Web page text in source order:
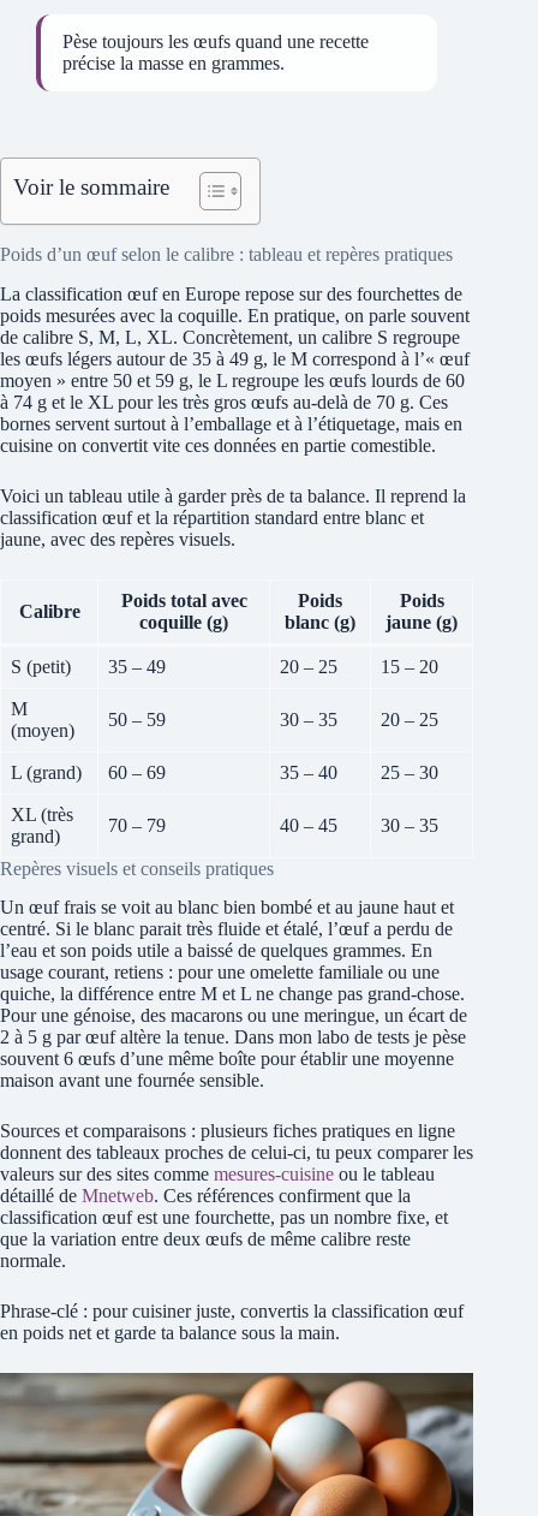
Pèse toujours les œufs quand une recette
précise la masse en grammes.
Voir le sommaire
Poids d’un œuf selon le calibre : tableau et repères pratiques
La classification œuf en Europe repose sur des fourchettes de
poids mesurées avec la coquille. En pratique, on parle souvent
de calibre S, M, L, XL. Concrètement, un calibre S regroupe
les œufs légers autour de 35 à 49 g, le M correspond à l’« œuf
moyen » entre 50 et 59 g, le L regroupe les œufs lourds de 60
à 74 g et le XL pour les très gros œufs au-delà de 70 g. Ces
bornes servent surtout à l’emballage et à l’étiquetage, mais en
cuisine on convertit vite ces données en partie comestible.
Voici un tableau utile à garder près de ta balance. Il reprend la
classification œuf et la répartition standard entre blanc et
jaune, avec des repères visuels.
Calibre
Poids total avec
coquille (g)
Poids
blanc (g)
Poids
jaune (g)
S (petit) 35 – 49 20 – 25 15 – 20
M
(moyen)
50 – 59 30 – 35 20 – 25
L (grand) 60 – 69 35 – 40 25 – 30
XL (très
grand)
70 – 79 40 – 45 30 – 35
Repères visuels et conseils pratiques
Un œuf frais se voit au blanc bien bombé et au jaune haut et
centré. Si le blanc parait très fluide et étalé, l’œuf a perdu de
l’eau et son poids utile a baissé de quelques grammes. En
usage courant, retiens : pour une omelette familiale ou une
quiche, la différence entre M et L ne change pas grand-chose.
Pour une génoise, des macarons ou une meringue, un écart de
2 à 5 g par œuf altère la tenue. Dans mon labo de tests je pèse
souvent 6 œufs d’une même boîte pour établir une moyenne
maison avant une fournée sensible.
Sources et comparaisons : plusieurs fiches pratiques en ligne
donnent des tableaux proches de celui-ci, tu peux comparer les
valeurs sur des sites comme mesures-cuisine ou le tableau
détaillé de Mnetweb. Ces références confirment que la
classification œuf est une fourchette, pas un nombre fixe, et
que la variation entre deux œufs de même calibre reste
normale.
Phrase-clé : pour cuisiner juste, convertis la classification œuf
en poids net et garde ta balance sous la main.